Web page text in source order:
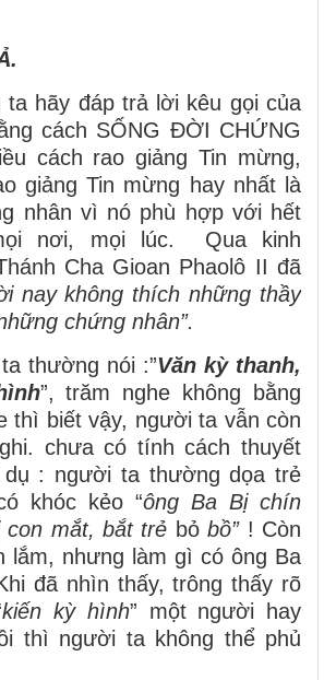
đáp trả lời kêu gọi của
cách SỐNG ĐỜI CHỨNG
cách rao giảng Tin mừng,
giảng Tin mừng hay nhất là
nhân vì nó phù hợp với hết
nơi, mọi lúc. Qua kinh
Cha Gioan Phaolô II đã
nay không thích những thầy
chứng nhân”.
nói :”Văn kỳ thanh,
”, trăm nghe không bằng
thì biết vậy, người ta vẫn còn
chưa có tính cách thuyết
: người ta thường dọa trẻ
khóc kẻo “ông Ba Bị chín
mắt, bắt trẻ bỏbồ” ! Còn
lắm, nhưng làm gì có ông Ba
đã nhìn thấy, trông thấy rõ
kiến kỳ hình” một người hay
thì người ta không thể phủ